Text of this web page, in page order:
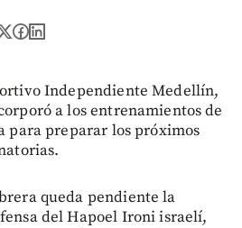
Independiente Medellín,
a los entrenamientos de
para preparar los próximos
queda pendiente la
del Hapoel Ironi israelí,